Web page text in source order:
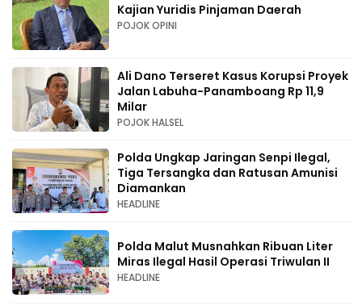
Kajian Yuridis Pinjaman Daerah
POJOK OPINI
Ali Dano Terseret Kasus Korupsi Proyek
Jalan Labuha-Panamboang Rp 11,9
Milar
POJOK HALSEL
Polda Ungkap Jaringan Senpi Ilegal,
Tiga Tersangka dan Ratusan Amunisi
Diamankan
HEADLINE
Polda Malut Musnahkan Ribuan Liter
Miras Ilegal Hasil Operasi Triwulan II
HEADLINE